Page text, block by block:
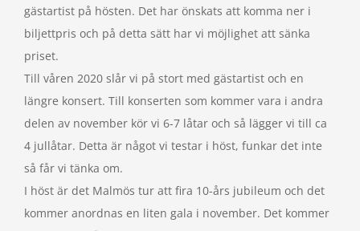
gästartist på hösten. Det har önskats att komma ner i
biljettpris och på detta sätt har vi möjlighet att sänka
priset.
Till våren 2020 slår vi på stort med gästartist och en
längre konsert. Till konserten som kommer vara i andra
delen av november kör vi 6-7 låtar och så lägger vi till ca
4 jullåtar. Detta är något vi testar i höst, funkar det inte
så får vi tänka om.
I höst är det Malmös tur att fira 10-års jubileum och det
kommer anordnas en liten gala i november. Det kommer